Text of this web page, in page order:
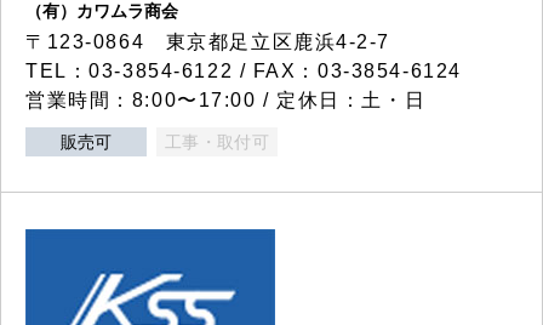
（有）カワムラ商会
〒123-0864 東京都足立区鹿浜4-2-7
TEL：03-3854-6122 / FAX：03-3854-6124
営業時間：8:00〜17:00 / 定休日：土・日
販売可 工事・取付可